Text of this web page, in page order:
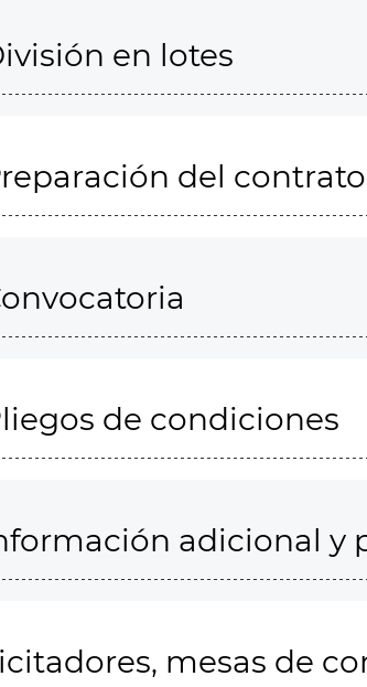
en lotes
del contrato
de condiciones
adicional y
mesas de